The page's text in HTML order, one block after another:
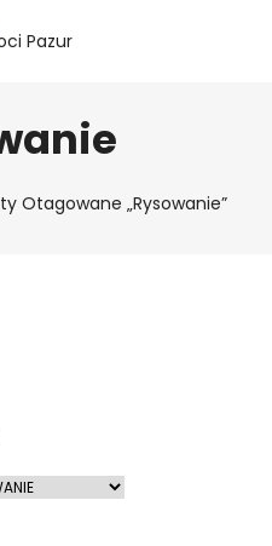
Otagowane „rysowanie”